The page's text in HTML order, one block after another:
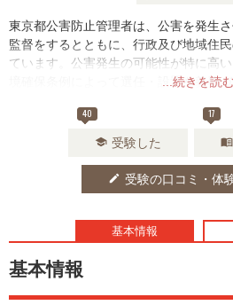
...続きを読む
東京都公害防止管理者は、公害を発生
監督をするとともに、行政及び地域住
ています。公害発生の可能性が特に高
境確保条例によって選任・設置を義務
40
school 受験した
17
menu_book
edit 受験の口コミ・体
基本情報
基本情報